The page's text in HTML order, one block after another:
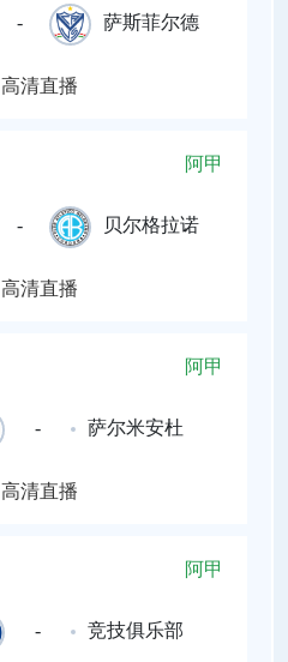
- 萨斯菲尔德
高清直播
阿甲
- 贝尔格拉诺
高清直播
阿甲
- 萨尔米安杜
高清直播
阿甲
- 竞技俱乐部